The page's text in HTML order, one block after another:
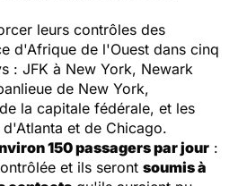
leurs contrôles des
d'Afrique de l'Ouest dans cinq
: JFK à New York, Newark
de New York,
la capitale fédérale, et les
et de Chicago.
150 passagers par jour :
et ils seront soumis à